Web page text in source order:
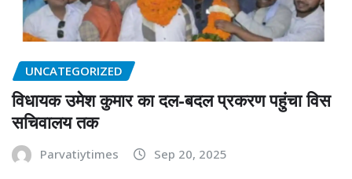
UNCATEGORIZED
विधायक उमेश कुमार का दल-बदल प्रकरण पहुंचा विस
सचिवालय तक
Parvatiytimes Sep 20, 2025